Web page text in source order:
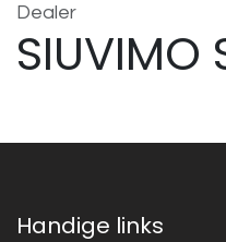
Dealer
SIUVIMO
Handige links